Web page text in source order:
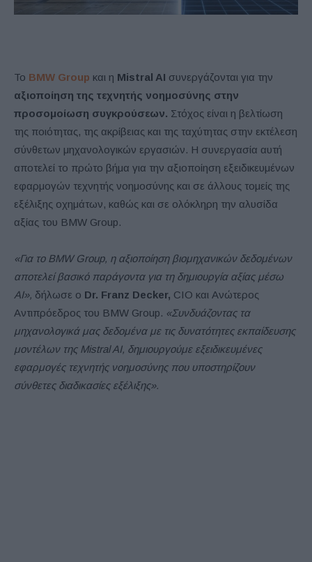
Το BMW Group και η Mistral AI συνεργάζονται για την
αξιοποίηση της τεχνητής νοημοσύνης στην
προσομοίωση συγκρούσεων. Στόχος είναι η βελτίωση
της ποιότητας, της ακρίβειας και της ταχύτητας στην εκτέλεση
σύνθετων μηχανολογικών εργασιών. Η συνεργασία αυτή
αποτελεί το πρώτο βήμα για την αξιοποίηση εξειδικευμένων
εφαρμογών τεχνητής νοημοσύνης και σε άλλους τομείς της
εξέλιξης οχημάτων, καθώς και σε ολόκληρη την αλυσίδα
αξίας του BMW Group.
«Για το BMW Group, η αξιοποίηση βιομηχανικών δεδομένων
αποτελεί βασικό παράγοντα για τη δημιουργία αξίας μέσω
AI», δήλωσε ο Dr. Franz Decker, CIO και Ανώτερος
Αντιπρόεδρος του BMW Group. «Συνδυάζοντας τα
μηχανολογικά μας δεδομένα με τις δυνατότητες εκπαίδευσης
μοντέλων της Mistral AI, δημιουργούμε εξειδικευμένες
εφαρμογές τεχνητής νοημοσύνης που υποστηρίζουν
σύνθετες διαδικασίες εξέλιξης».